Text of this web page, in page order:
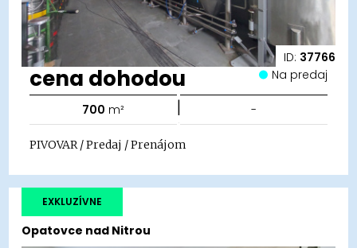
ID: 37766
cena dohodou Na predaj
700 m² | -
PIVOVAR / Predaj / Prenájom
Opatovce nad Nitrou
EXKLUZÍVNE